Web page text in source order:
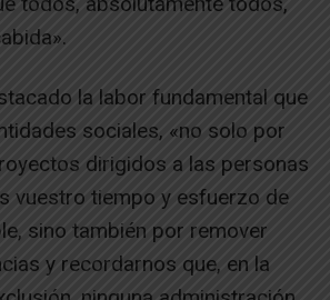
la labor fundamental que
sociales, «no solo por
dirigidos a las personas
vuestro tiempo y esfuerzo de
sino también por remover
y recordarnos que, en la